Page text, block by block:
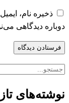
ذخیره نام،
دوباره دیدگاهی
نوشته‌های